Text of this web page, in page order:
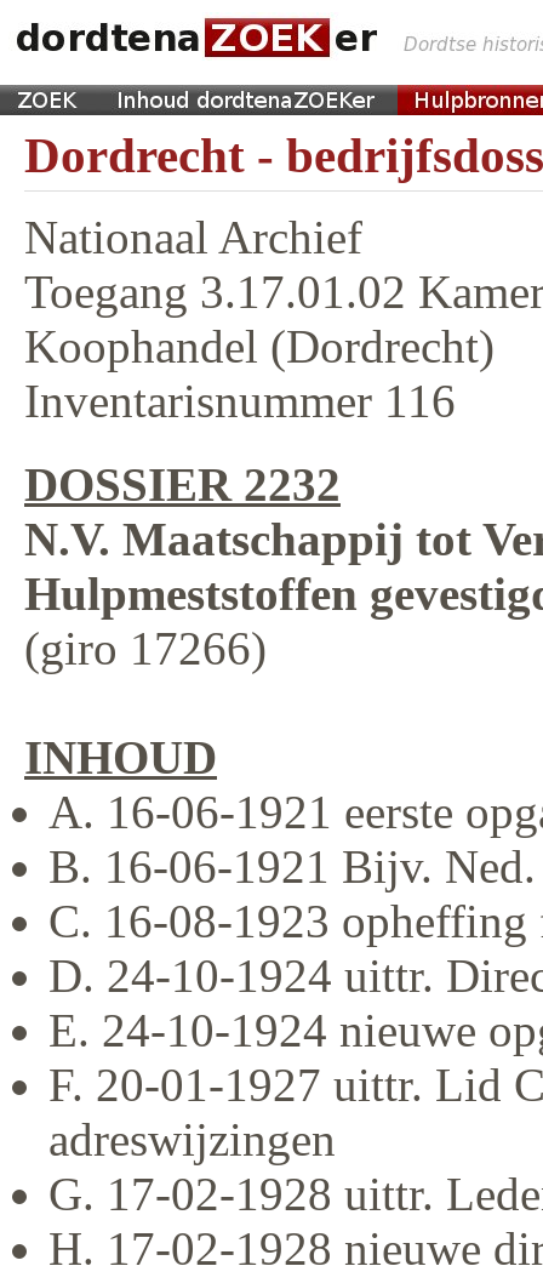
Dordrecht -
Nationaal Archief
Toegang 3.17.01.02
Koophandel (Dordrecht)
Inventarisnummer 116
DOSSIER 2232
N.V. Maatschappij tot
Hulpmeststoffen
(giro 17266)
INHOUD
A. 16-06-1921 eerste
B. 16-06-1921 Bijv. Ned.
C. 16-08-1923
D. 24-10-1924 uittr.
E. 24-10-1924 nieuwe
F. 20-01-1927 uittr. Lid
adreswijzingen
G. 17-02-1928 uittr.
H. 17-02-1928 nieuwe